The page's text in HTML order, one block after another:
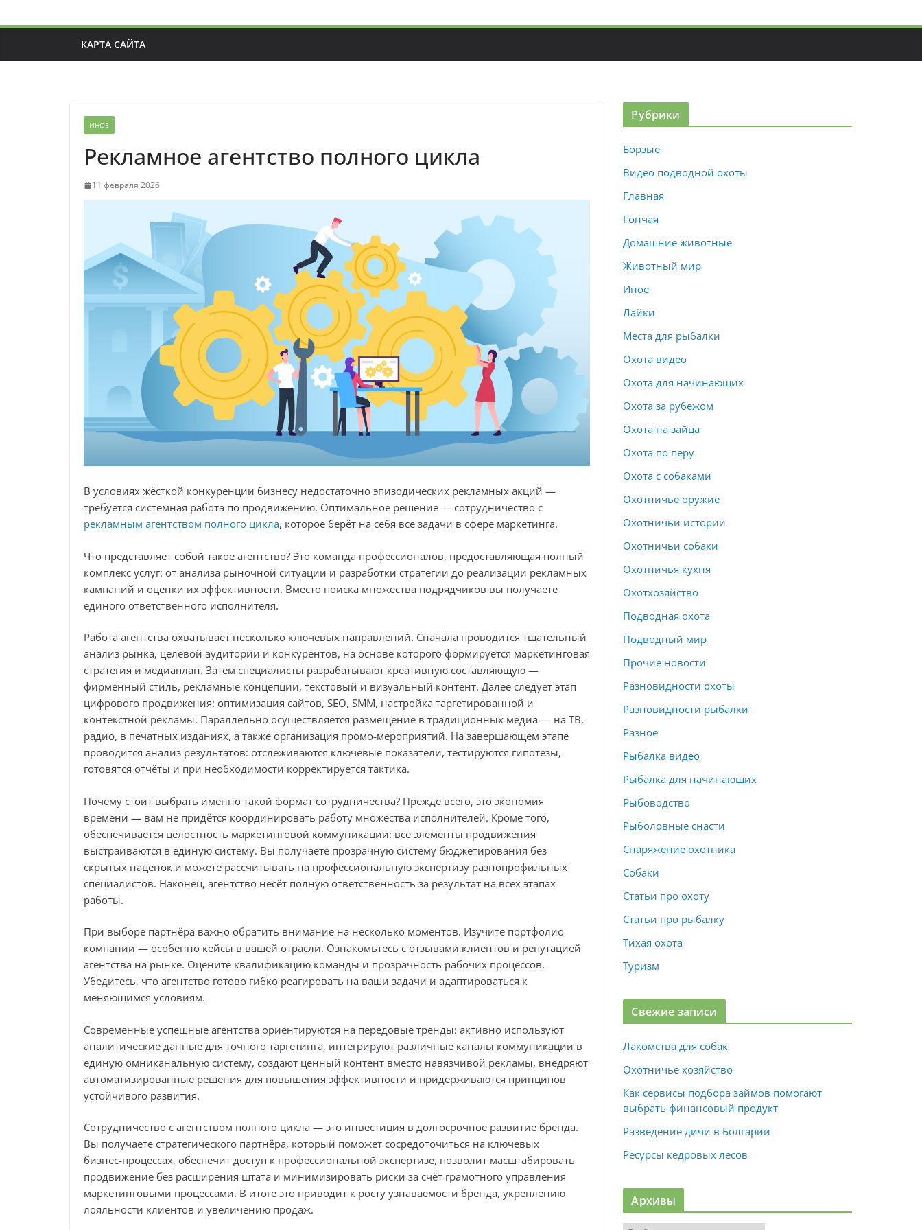
КАРТА САЙТА
ИНОЕ
Рекламное агентство полного цикла
11 февраля 2026
В условиях жёсткой конкуренции бизнесу недостаточно эпизодических рекламных акций —
требуется системная работа по продвижению. Оптимальное решение — сотрудничество с
рекламным агентством полного цикла, которое берёт на себя все задачи в сфере маркетинга.
Что представляет собой такое агентство? Это команда профессионалов, предоставляющая полный
комплекс услуг: от анализа рыночной ситуации и разработки стратегии до реализации рекламных
кампаний и оценки их эффективности. Вместо поиска множества подрядчиков вы получаете
единого ответственного исполнителя.
Работа агентства охватывает несколько ключевых направлений. Сначала проводится тщательный
анализ рынка, целевой аудитории и конкурентов, на основе которого формируется маркетинговая
стратегия и медиаплан. Затем специалисты разрабатывают креативную составляющую —
фирменный стиль, рекламные концепции, текстовый и визуальный контент. Далее следует этап
цифрового продвижения: оптимизация сайтов, SEO, SMM, настройка таргетированной и
контекстной рекламы. Параллельно осуществляется размещение в традиционных медиа — на ТВ,
радио, в печатных изданиях, а также организация промо‑мероприятий. На завершающем этапе
проводится анализ результатов: отслеживаются ключевые показатели, тестируются гипотезы,
готовятся отчёты и при необходимости корректируется тактика.
Почему стоит выбрать именно такой формат сотрудничества? Прежде всего, это экономия
времени — вам не придётся координировать работу множества исполнителей. Кроме того,
обеспечивается целостность маркетинговой коммуникации: все элементы продвижения
выстраиваются в единую систему. Вы получаете прозрачную систему бюджетирования без
скрытых наценок и можете рассчитывать на профессиональную экспертизу разнопрофильных
специалистов. Наконец, агентство несёт полную ответственность за результат на всех этапах
работы.
При выборе партнёра важно обратить внимание на несколько моментов. Изучите портфолио
компании — особенно кейсы в вашей отрасли. Ознакомьтесь с отзывами клиентов и репутацией
агентства на рынке. Оцените квалификацию команды и прозрачность рабочих процессов.
Убедитесь, что агентство готово гибко реагировать на ваши задачи и адаптироваться к
меняющимся условиям.
Современные успешные агентства ориентируются на передовые тренды: активно используют
аналитические данные для точного таргетинга, интегрируют различные каналы коммуникации в
единую омниканальную систему, создают ценный контент вместо навязчивой рекламы, внедряют
автоматизированные решения для повышения эффективности и придерживаются принципов
устойчивого развития.
Сотрудничество с агентством полного цикла — это инвестиция в долгосрочное развитие бренда.
Вы получаете стратегического партнёра, который поможет сосредоточиться на ключевых
бизнес‑процессах, обеспечит доступ к профессиональной экспертизе, позволит масштабировать
продвижение без расширения штата и минимизировать риски за счёт грамотного управления
маркетинговыми процессами. В итоге это приводит к росту узнаваемости бренда, укреплению
лояльности клиентов и увеличению продаж.
Рубрики
Борзые
Видео подводной охоты
Главная
Гончая
Домашние животные
Животный мир
Иное
Лайки
Места для рыбалки
Охота видео
Охота для начинающих
Охота за рубежом
Охота на зайца
Охота по перу
Охота с собаками
Охотничье оружие
Охотничьи истории
Охотничьи собаки
Охотничья кухня
Охотхозяйство
Подводная охота
Подводный мир
Прочие новости
Разновидности охоты
Разновидности рыбалки
Разное
Рыбалка видео
Рыбалка для начинающих
Рыбоводство
Рыболовные снасти
Снаряжение охотника
Собаки
Статьи про охоту
Статьи про рыбалку
Тихая охота
Туризм
Свежие записи
Лакомства для собак
Охотничье хозяйство
Как сервисы подбора займов помогают
выбрать финансовый продукт
Разведение дичи в Болгарии
Ресурсы кедровых лесов
Архивы